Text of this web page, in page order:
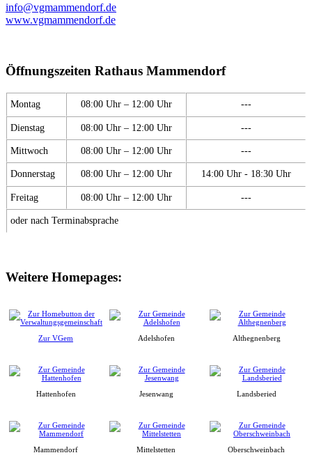
info@vgmammendorf.de
www.vgmammendorf.de
Öffnungszeiten Rathaus Mammendorf
Montag 08:00 Uhr – 12:00 Uhr ---
Dienstag 08:00 Uhr – 12:00 Uhr ---
Mittwoch 08:00 Uhr – 12:00 Uhr ---
Donnerstag 08:00 Uhr – 12:00 Uhr 14:00 Uhr - 18:30 Uhr
Freitag 08:00 Uhr – 12:00 Uhr ---
oder nach Terminabsprache
Weitere Homepages:
Zur VGem Adelshofen Althegnenberg
Hattenhofen Jesenwang Landsberied
Mammendorf Mittelstetten Oberschweinbach